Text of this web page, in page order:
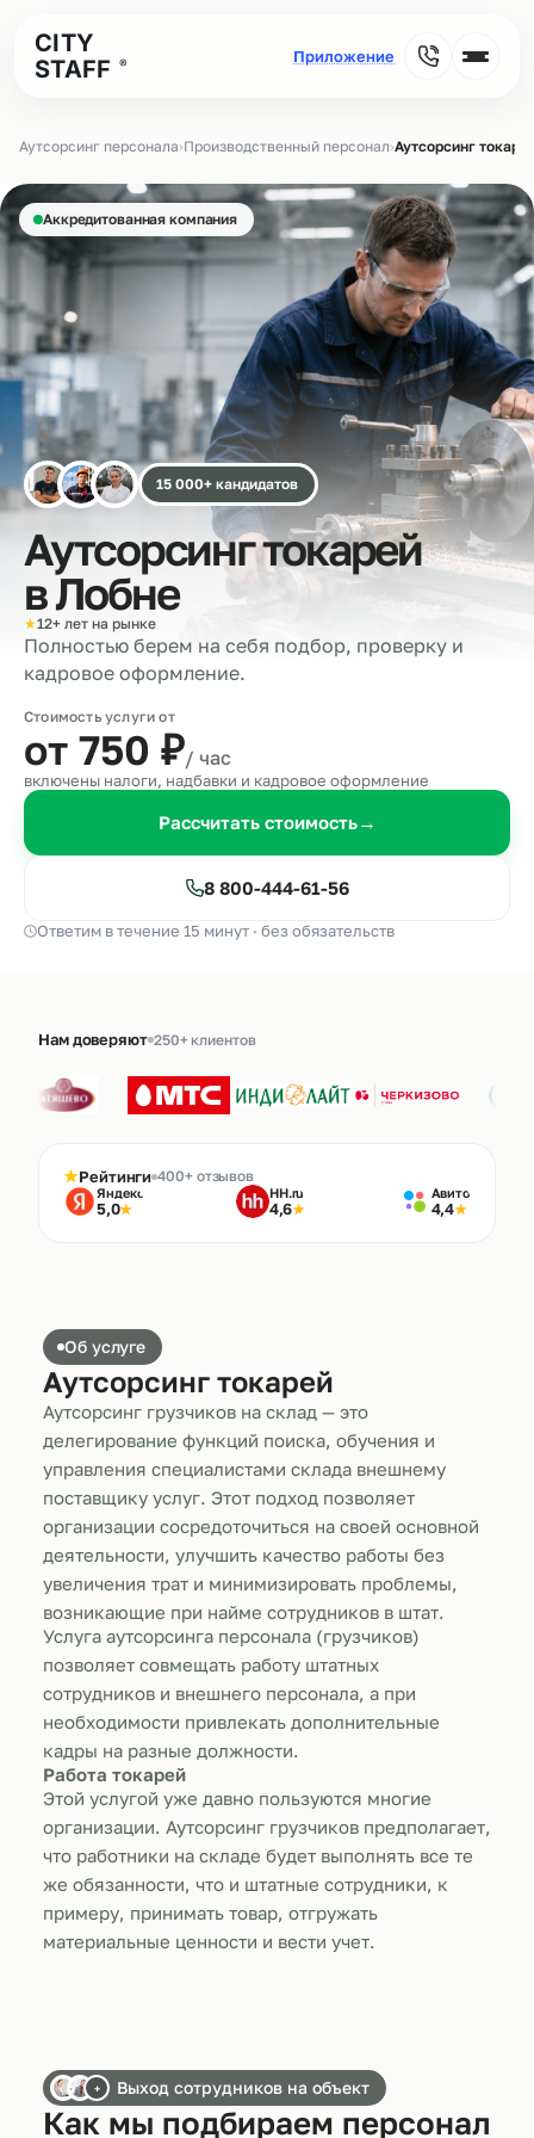
CITY
STAFF
®
Аутсорсинг персонала›Производственный персонал›Аутсорсинг
Аккредитованная компания
15 000+ кандидатов
Аутсорсинг токарей
вЛобне
★12+ лет на рынке
Полностью берем на себя подбор, проверку и
кадровое оформление.
Стоимость услуги от
от 750 ₽/ час
включены налоги, надбавки и кадровое оформление
Рассчитать стоимость→
8 800-444-61-56
Ответим в течение 15 минут · без обязательств
Нам доверяют 250+ клиентов
★Рейтинги 400+ отзывов
Яндекс
5,0★
HH.ru
4,6★
Авито
4,4★
Об услуге
Аутсорсинг токарей
Аутсорсинг грузчиков на склад — это
делегирование функций поиска, обучения и
управления специалистами склада внешнему
поставщику услуг. Этот подход позволяет
организации сосредоточиться на своей основной
деятельности, улучшить качество работы без
увеличения трат и минимизировать проблемы,
возникающие при найме сотрудников в штат.
Услуга аутсорсинга персонала (грузчиков)
позволяет совмещать работу штатных
сотрудников и внешнего персонала, а при
необходимости привлекать дополнительные
кадры на разные должности.
Работа токарей
Этой услугой уже давно пользуются многие
организации. Аутсорсинг грузчиков предполагает,
что работники на складе будет выполнять все те
же обязанности, что и штатные сотрудники, к
примеру, принимать товар, отгружать
материальные ценности и вести учет.
+ Выход сотрудников на объект
Как мы подбираем персонал